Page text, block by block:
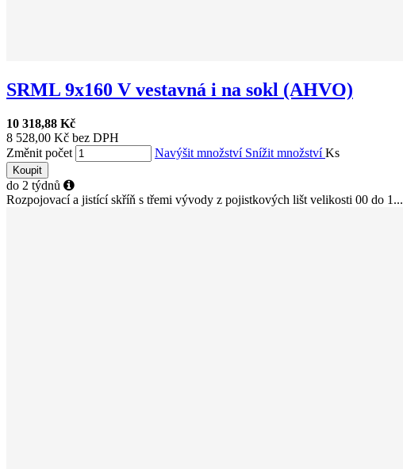
SRML 9x160 V vestavná i na sokl (AHVO)
10 318,88 Kč
8 528,00 Kč bez DPH
Změnit počet
Navýšit množství Snížit množstvíKs
Koupit
do 2 týdnů
Rozpojovací a jistící skříň s třemi vývody z pojistkových lišt velikosti 00 do 1...